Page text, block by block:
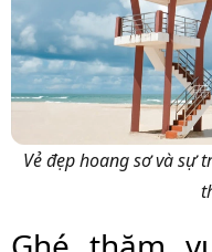
Vẻ đẹp hoang sơ và sự